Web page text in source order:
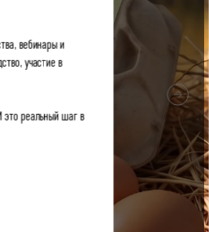
вебинары и
участие в
это реальный шаг в